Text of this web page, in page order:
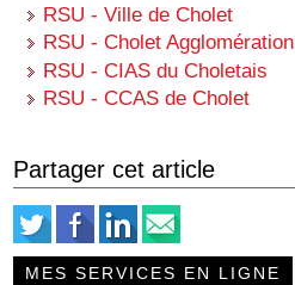
RSU - Ville de Cholet
RSU - Cholet Agglomération
RSU - CIAS du Choletais
RSU - CCAS de Cholet
Partager cet article
MES SERVICES EN LIGNE